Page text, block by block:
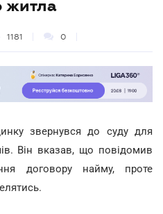
житла
1181 0
звернувся до суду для
Він вказав, що повідомив
договору найму, проте